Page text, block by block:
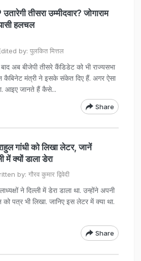
तीसरा उम्मीदवार? जोगाराम
हलचल
by: पुलकित मित्तल
बाद अब बीजेपी तीसरे कैंडिडेट को भी राज्यसभा
कैबिनेट मंत्री ने इसके संकेत दिए हैं. अगर ऐसा
आइए जानते हैं कैसे...
Share
गांधी को लिखा लेटर, जानें
क्यों डाला डेरा
by: गौरव कुमार द्विवेदी
ने दिल्ली में डेरा डाला था. उन्होंने अपनी
पत्र भी लिखा. जानिए इस लेटर में क्या था.
Share